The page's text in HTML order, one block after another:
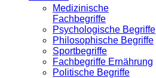
Medizinische
Fachbegriffe
Psychologische Begriffe
Philosophische Begriffe
Sportbegriffe
Fachbegriffe Ernährung
Politische Begriffe